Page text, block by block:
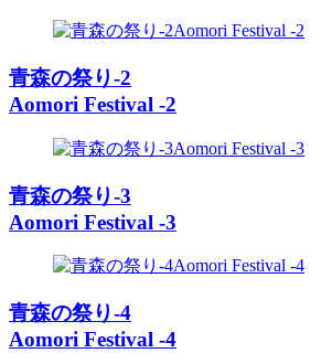
青森の祭り-2
Aomori Festival -2
青森の祭り-3
Aomori Festival -3
青森の祭り-4
Aomori Festival -4